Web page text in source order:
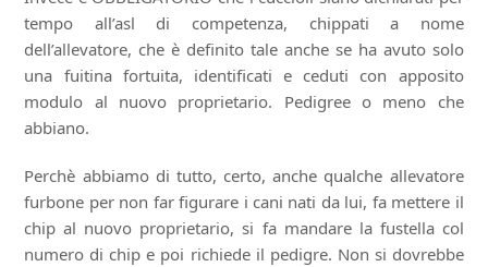
tempo all’asl di competenza, chippati a nome
dell’allevatore, che è definito tale anche se ha avuto solo
una fuitina fortuita, identificati e ceduti con apposito
modulo al nuovo proprietario. Pedigree o meno che
abbiano.
Perchè abbiamo di tutto, certo, anche qualche allevatore
furbone per non far figurare i cani nati da lui, fa mettere il
chip al nuovo proprietario, si fa mandare la fustella col
numero di chip e poi richiede il pedigre. Non si dovrebbe